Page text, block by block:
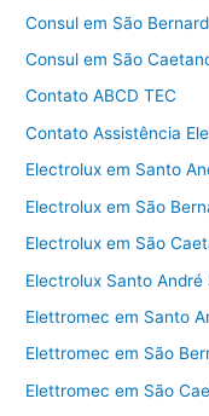
Consul em São
Consul em São
Contato ABCD TEC
Contato Assistência
Electrolux em Santo
Electrolux em São
Electrolux em São
Electrolux Santo
Elettromec em Santo
Elettromec em São
Elettromec em São